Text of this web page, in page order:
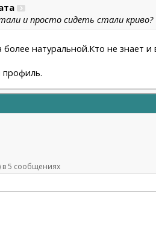
и просто сидеть стали криво?
натуральной.Кто не знает
профиль.
в 5 сообщениях